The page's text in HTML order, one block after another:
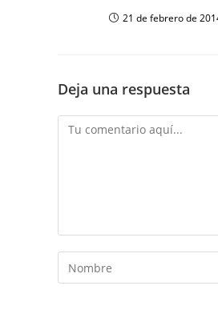
21 de febrero de
Deja una respuesta